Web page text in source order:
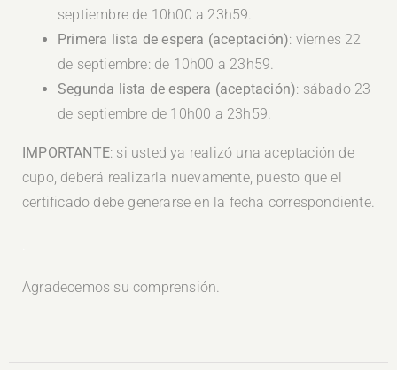
septiembre de 10h00 a 23h59.
Primera lista de espera (aceptación): viernes 22
de septiembre: de 10h00 a 23h59.
Segunda lista de espera (aceptación): sábado 23
de septiembre de 10h00 a 23h59.
IMPORTANTE: si usted ya realizó una aceptación de
cupo, deberá realizarla nuevamente, puesto que el
certificado debe generarse en la fecha correspondiente.
Agradecemos su comprensión.